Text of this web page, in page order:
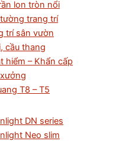
lon tròn nổi
trang trí
trí sân vườn
cầu thang
hiểm – Khẩn cấp
T8 – T5
DN series
Neo slim